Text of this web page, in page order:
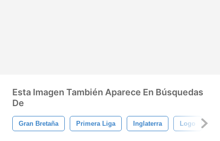
Esta Imagen También Aparece En Búsquedas
De
Gran Bretaña Primera Liga Inglaterra Logo